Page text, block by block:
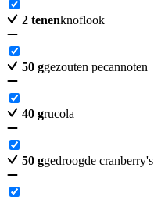
2 tenenknoflook
50 ggezouten pecannoten
40 grucola
50 ggedroogde cranberry's